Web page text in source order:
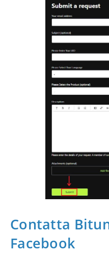
Contatta
Facebook